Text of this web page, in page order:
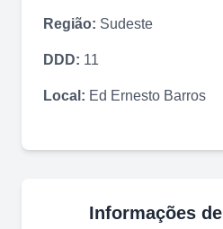
Região: Sudeste
DDD: 11
Local: Ed Ernesto Barros
Informações de